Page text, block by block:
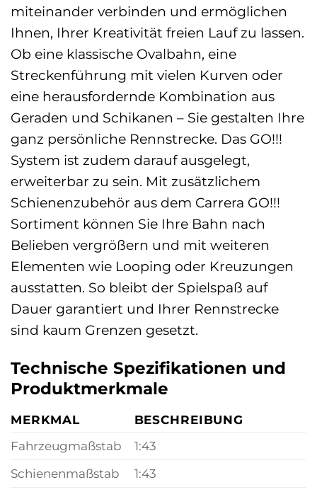
miteinander verbinden und ermöglichen
Ihnen, Ihrer Kreativität freien Lauf zu lassen.
Ob eine klassische Ovalbahn, eine
Streckenführung mit vielen Kurven oder
eine herausfordernde Kombination aus
Geraden und Schikanen – Sie gestalten Ihre
ganz persönliche Rennstrecke. Das GO!!!
System ist zudem darauf ausgelegt,
erweiterbar zu sein. Mit zusätzlichem
Schienenzubehör aus dem Carrera GO!!!
Sortiment können Sie Ihre Bahn nach
Belieben vergrößern und mit weiteren
Elementen wie Looping oder Kreuzungen
ausstatten. So bleibt der Spielspaß auf
Dauer garantiert und Ihrer Rennstrecke
sind kaum Grenzen gesetzt.
Technische Spezifikationen und
Produktmerkmale
MERKMAL
BESCHREIBUNG
Fahrzeugmaßstab
1:43
Schienenmaßstab
1:43